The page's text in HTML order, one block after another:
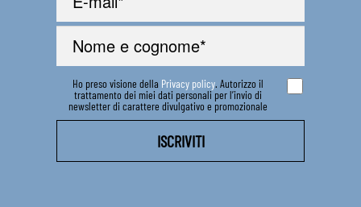
Ho preso visione della Privacy policy. Autorizzo il
trattamento dei miei dati personali per l’invio di
newsletter di carattere divulgativo e promozionale